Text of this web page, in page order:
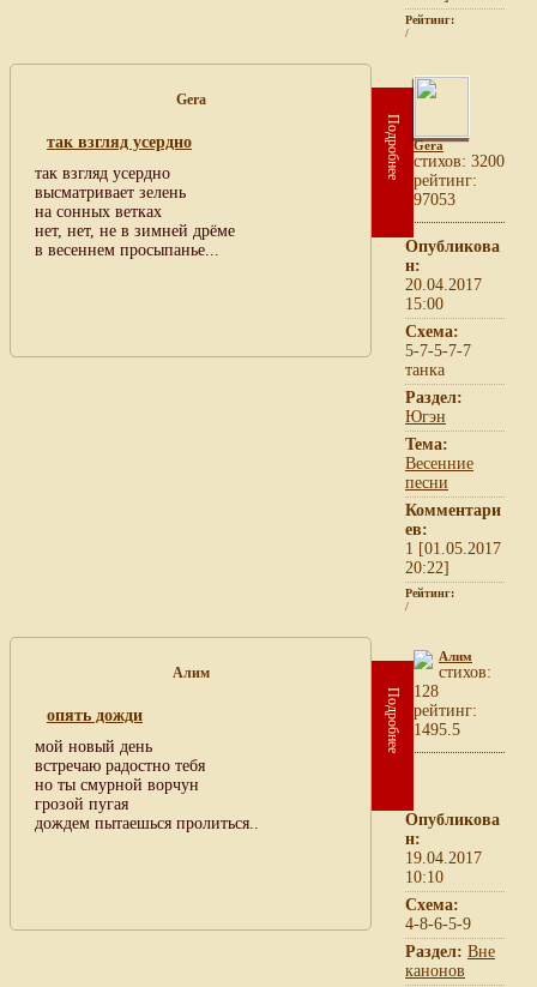
Рейтинг:
/
Gera
так взгляд усердно
так взгляд усердно
высматривает зелень
на сонных ветках
нет, нет, не в зимней дрёме
в весеннем просыпанье...
Подробнее Gera
cтихов: 3200
рейтинг:
97053
Опубликова
н:
20.04.2017
15:00
Схема:
5-7-5-7-7
танка
Раздел:
Югэн
Тема:
Весенние
песни
Комментари
ев:
1 [01.05.2017
20:22]
Рейтинг:
/
Алим
опять дожди
мой новый день
встречаю радостно тебя
но ты смурной ворчун
грозой пугая
дождем пытаешься пролиться..
Подробнее
Алим
cтихов:
128
рейтинг:
1495.5
Опубликова
н:
19.04.2017
10:10
Схема:
4-8-6-5-9
Раздел: Вне
канонов